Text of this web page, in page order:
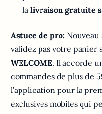
lalivraison gratuite
Astuce de pro: Nouveau
validez pas votre panier
WELCOME. Il accorde
commandes de plus de
l’application pour la
exclusives mobiles qui